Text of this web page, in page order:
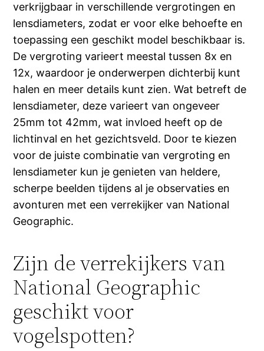
verkrijgbaar in verschillende vergrotingen en
lensdiameters, zodat er voor elke behoefte en
toepassing een geschikt model beschikbaar is.
De vergroting varieert meestal tussen 8x en
12x, waardoor je onderwerpen dichterbij kunt
halen en meer details kunt zien. Wat betreft de
lensdiameter, deze varieert van ongeveer
25mm tot 42mm, wat invloed heeft op de
lichtinval en het gezichtsveld. Door te kiezen
voor de juiste combinatie van vergroting en
lensdiameter kun je genieten van heldere,
scherpe beelden tijdens al je observaties en
avonturen met een verrekijker van National
Geographic.
Zijn de verrekijkers van
National Geographic
geschikt voor
vogelspotten?